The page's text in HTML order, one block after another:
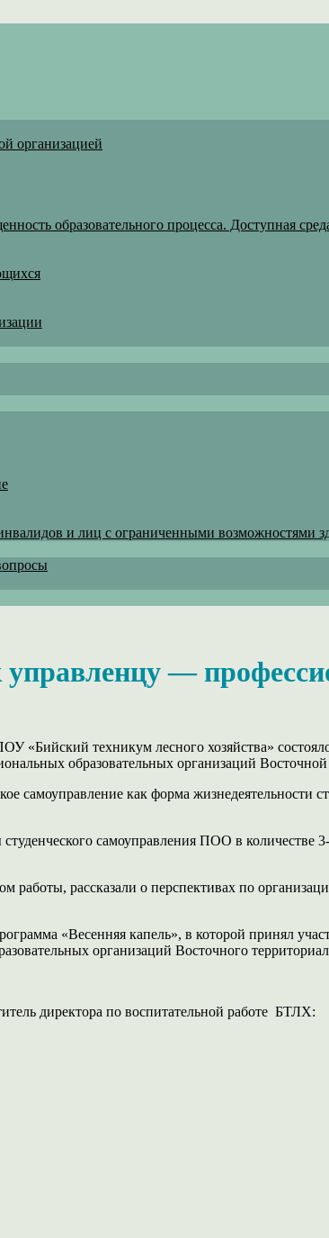
организацией
образовательного процесса. Доступная
и лиц с ограниченными возможностями
управленцу —
техникум лесного хозяйства»
образовательных организаций
самоуправление как форма жизнедеятельности
самоуправления ПОО в количестве
работы, рассказали о перспективах по
«Весенняя капель», в которой принял
организаций Восточного
директора по воспитательной